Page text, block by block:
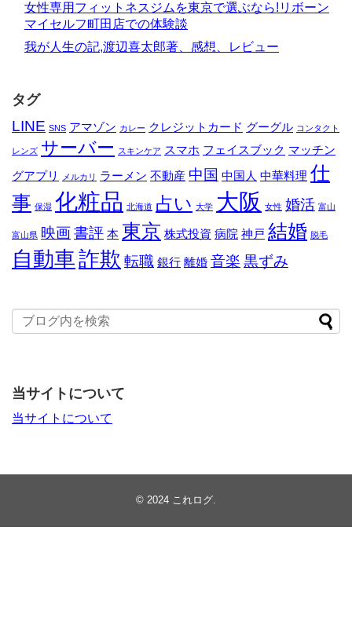
女性専用フィットネスジムを東京で選ぶなら!リボーン
マイセルフ町田店での体験談
我が人生の記,渡辺喜太郎著、感想、レビュー
タグ
LINE SNS アマゾン カレー クレジットカード グーグル コンタクト
レンズ サーバー スキンケア スマホ フェイスブック マッチン
グアプリ
メルカリ ラーメン 不動産 中国 中国人 中華料理 仕
事 保湿 化粧品 北海道 占い 大学 大阪 女性 婚活 富山
富山県 映画書評 本 東京 株式投資 病院 神戸 結婚 脱毛
自動車詐欺 転職 銀行 離婚 音楽 黒ずみ
当サイトについて
当サイトについて
© 2024 これログ.